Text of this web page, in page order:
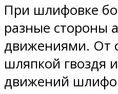
При шлифовке
разные стороны
движениями. От
шляпкой гвоздя
движений